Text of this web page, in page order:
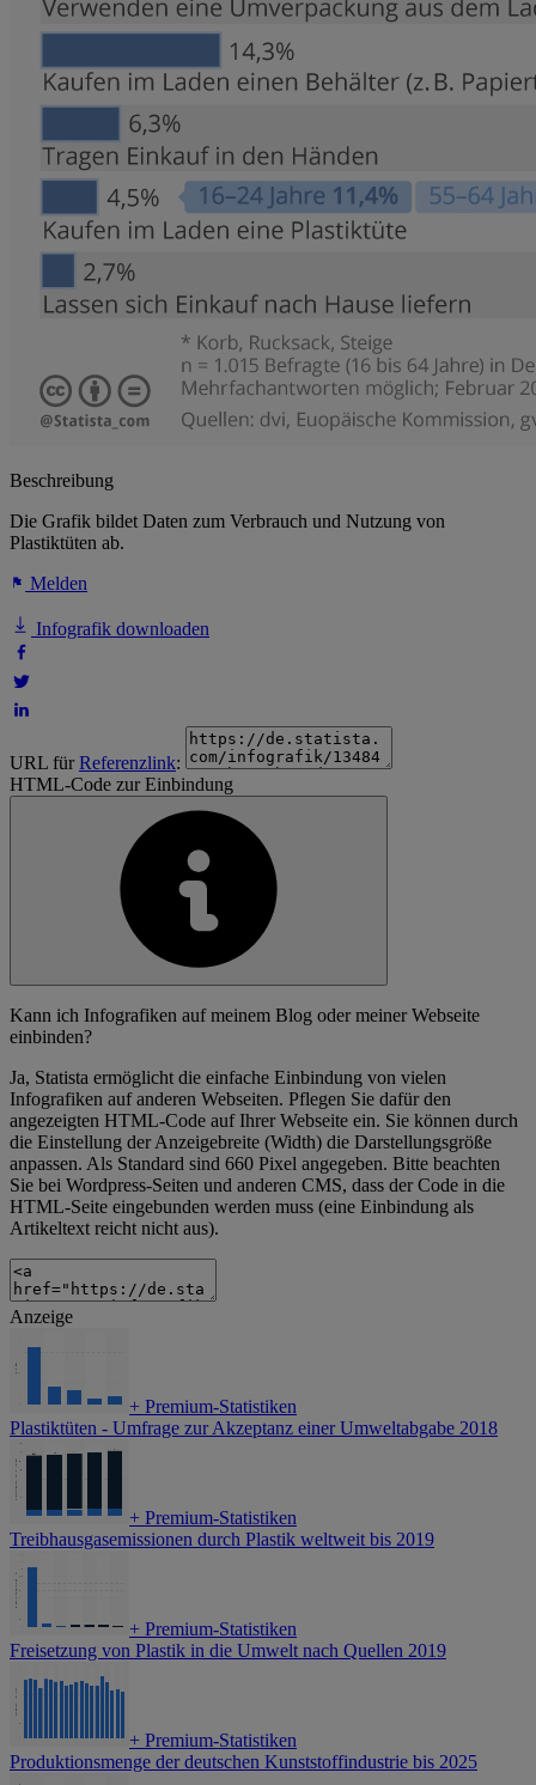
Beschreibung
Die Grafik bildet Daten zum Verbrauch und Nutzung von
Plastiktüten ab.
Melden
Infografik downloaden
URL fürReferenzlink:
HTML-Code zur Einbindung
Kann ich Infografiken auf meinem Blog oder meiner Webseite
einbinden?
Ja, Statista ermöglicht die einfache Einbindung von vielen
Infografiken auf anderen Webseiten. Pflegen Sie dafür den
angezeigten HTML-Code auf Ihrer Webseite ein. Sie können durch
die Einstellung der Anzeigebreite (Width) die Darstellungsgröße
anpassen. Als Standard sind 660 Pixel angegeben. Bitte beachten
Sie bei Wordpress-Seiten und anderen CMS, dass der Code in die
HTML-Seite eingebunden werden muss (eine Einbindung als
Artikeltext reicht nicht aus).
Anzeige
+ Premium-Statistiken
Plastiktüten - Umfrage zur Akzeptanz einer Umweltabgabe 2018
+ Premium-Statistiken
Treibhausgasemissionen durch Plastik weltweit bis 2019
+ Premium-Statistiken
Freisetzung von Plastik in die Umwelt nach Quellen 2019
+ Premium-Statistiken
Produktionsmenge der deutschen Kunststoffindustrie bis 2025